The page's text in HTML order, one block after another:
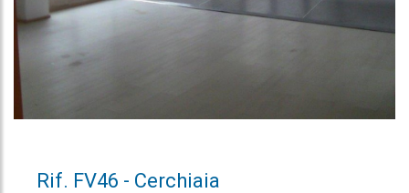
Rif. FV46 - Cerchiaia